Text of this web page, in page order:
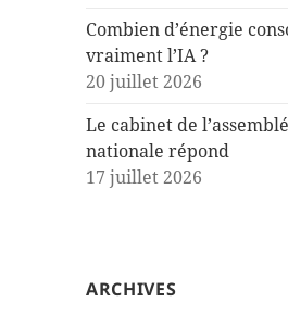
Combien d’énergie
vraiment l’IA ?
20 juillet 2026
Le cabinet de
nationale répond
17 juillet 2026
ARCHIVES